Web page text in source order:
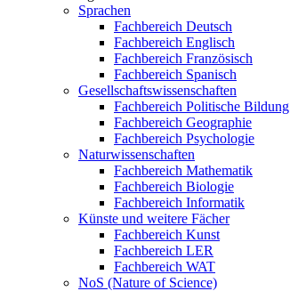
Sprachen
Fachbereich Deutsch
Fachbereich Englisch
Fachbereich Französisch
Fachbereich Spanisch
Gesellschaftswissenschaften
Fachbereich Politische Bildung
Fachbereich Geographie
Fachbereich Psychologie
Naturwissenschaften
Fachbereich Mathematik
Fachbereich Biologie
Fachbereich Informatik
Künste und weitere Fächer
Fachbereich Kunst
Fachbereich LER
Fachbereich WAT
NoS (Nature of Science)